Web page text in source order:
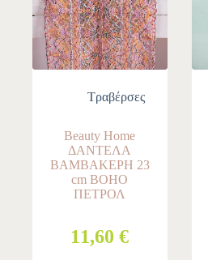
Τραβέρσες
Beauty Home
ΔΑΝΤΕΛΑ
ΒΑΜΒΑΚΕΡΗ 23
cm BOHO
ΠΕΤΡΟΛ
11,60 €